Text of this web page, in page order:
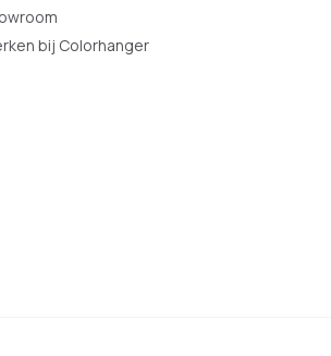
bij Colorhanger